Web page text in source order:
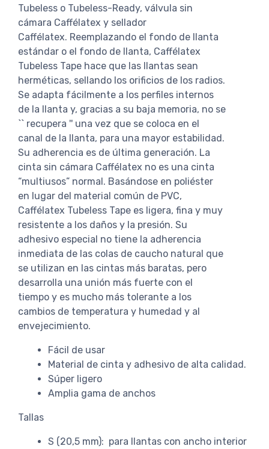
Tubeless o Tubeless-Ready, válvula sin
cámara Caffélatex y sellador
Caffélatex. Reemplazando el fondo de llanta
estándar o el fondo de llanta, Caffélatex
Tubeless Tape hace que las llantas sean
herméticas, sellando los orificios de los radios.
Se adapta fácilmente a los perfiles internos
de la llanta y, gracias a su baja memoria, no se
`` recupera '' una vez que se coloca en el
canal de la llanta, para una mayor estabilidad.
Su adherencia es de última generación. La
cinta sin cámara Caffélatex no es una cinta
“multiusos” normal. Basándose en poliéster
en lugar del material común de PVC,
Caffélatex Tubeless Tape es ligera, fina y muy
resistente a los daños y la presión. Su
adhesivo especial no tiene la adherencia
inmediata de las colas de caucho natural que
se utilizan en las cintas más baratas, pero
desarrolla una unión más fuerte con el
tiempo y es mucho más tolerante a los
cambios de temperatura y humedad y al
envejecimiento.
Fácil de usar
Material de cinta y adhesivo de alta calidad.
Súper ligero
Amplia gama de anchos
Tallas
S (20,5 mm): para llantas con ancho interior